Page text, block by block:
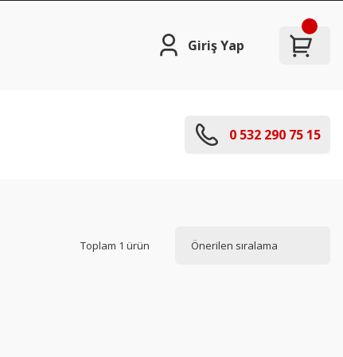
Giriş Yap
0 532 290 75 15
Toplam 1 ürün